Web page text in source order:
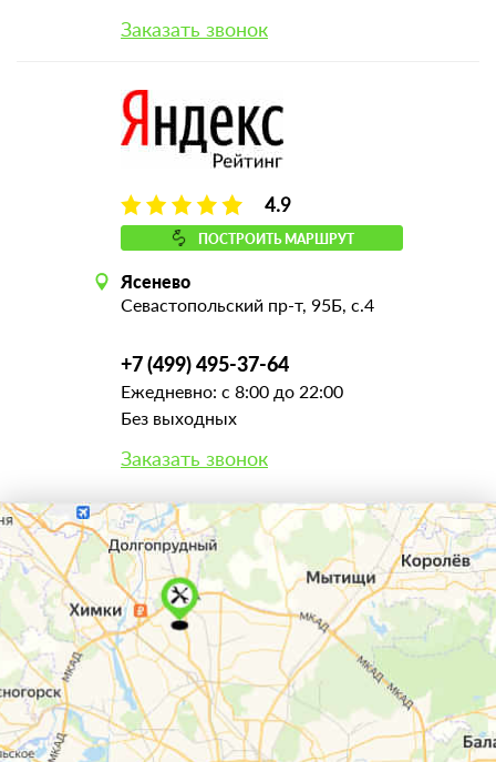
Заказать звонок
4.9
ПОСТРОИТЬ МАРШРУТ
Ясенево
Севастопольский пр-т, 95Б, с.4
+7 (499) 495-37-64
Ежедневно: с 8:00 до 22:00
Без выходных
Заказать звонок